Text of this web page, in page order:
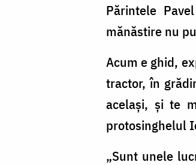
Părintele
mănăstire nu
Acum e ghid,
tractor, în
acelaşi, şi te
protosinghelul
„Sunt unele